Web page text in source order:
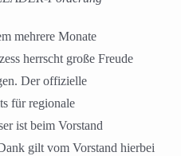
mehrere Monate
herrscht große Freude
Der offizielle
für regionale
ist beim Vorstand
gilt vom Vorstand hierbei